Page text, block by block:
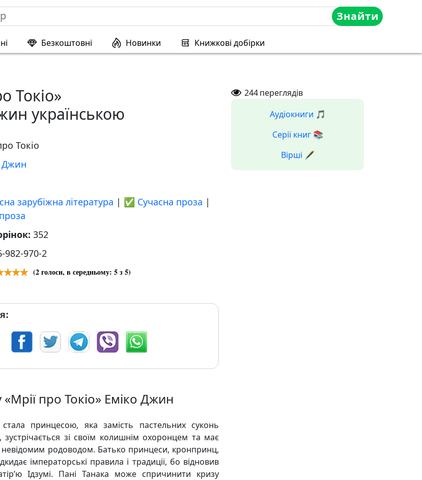
Знайти
Безкоштовні Новинки Книжкові добірки
Токіо»
українською
Токіо
Джин
зарубіжна література | ✅ Сучасна проза |
352
982-970-2
(2голоси, в середньому: 5з 5)
про Токіо» Еміко Джин
стала принцесою, яка замість пастельних суконь
зі своїм колишнім охоронцем та має
невідомим родоводом. Батько принцеси, кронпринц,
імператорські правила і традиції, бо відновив
Ідзумі. Пані Танака може спричинити кризу
244переглядів
Аудіокниги 🎵
Серії книг 📚
Вірші 🖋️